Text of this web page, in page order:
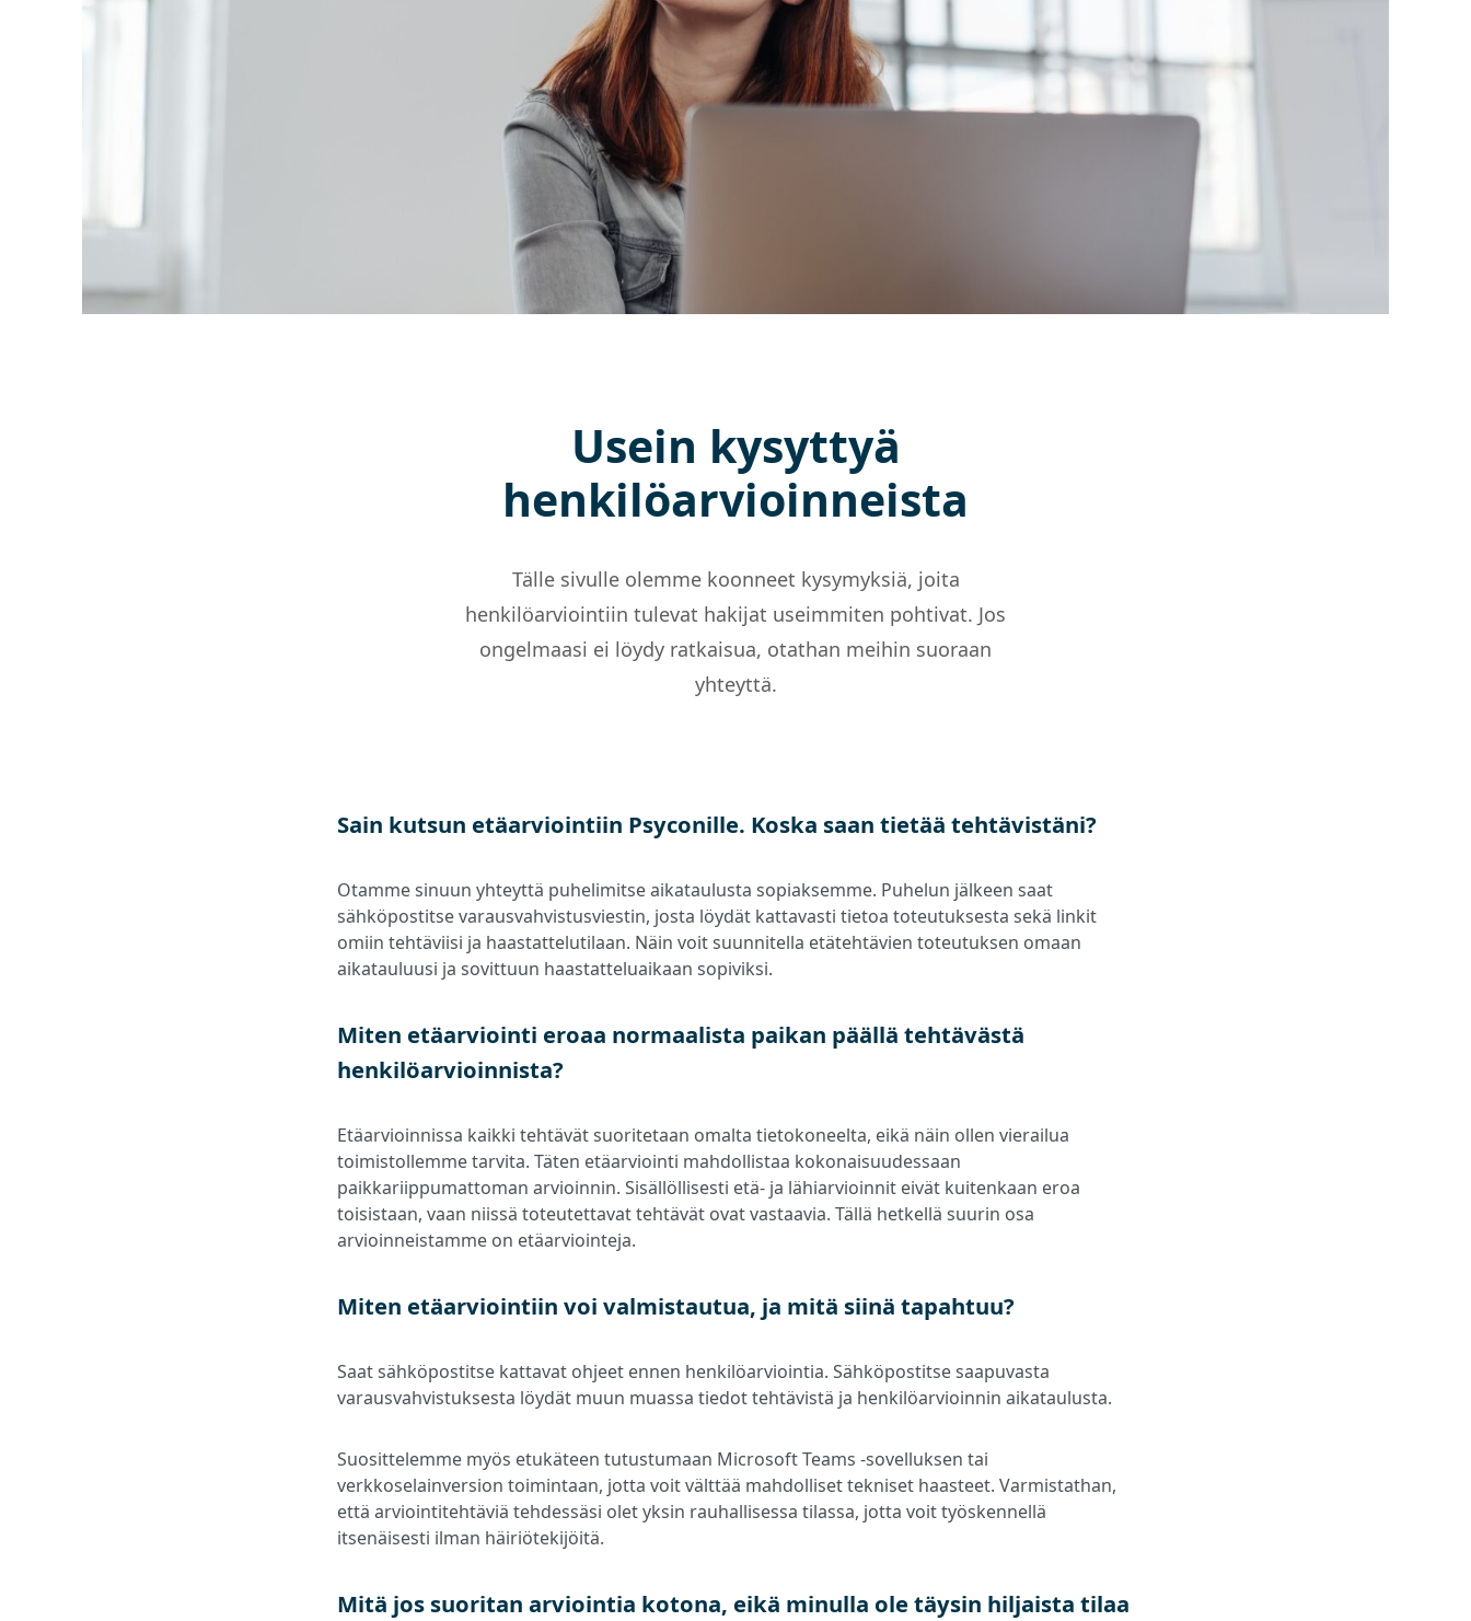
Usein kysyttyä
henkilöarvioinneista
Tälle sivulle olemme koonneet kysymyksiä, joita
henkilöarviointiin tulevat hakijat useimmiten pohtivat. Jos
ongelmaasi ei löydy ratkaisua, otathan meihin suoraan
yhteyttä.
Sain kutsun etäarviointiin Psyconille. Koska saan tietää tehtävistäni?
Otamme sinuun yhteyttä puhelimitse aikataulusta sopiaksemme. Puhelun jälkeen saat
sähköpostitse varausvahvistusviestin, josta löydät kattavasti tietoa toteutuksesta sekä linkit
omiin tehtäviisi ja haastattelutilaan. Näin voit suunnitella etätehtävien toteutuksen omaan
aikatauluusi ja sovittuun haastatteluaikaan sopiviksi.
Miten etäarviointi eroaa normaalista paikan päällä tehtävästä
henkilöarvioinnista?
Etäarvioinnissa kaikki tehtävät suoritetaan omalta tietokoneelta, eikä näin ollen vierailua
toimistollemme tarvita. Täten etäarviointi mahdollistaa kokonaisuudessaan
paikkariippumattoman arvioinnin. Sisällöllisesti etä- ja lähiarvioinnit eivät kuitenkaan eroa
toisistaan, vaan niissä toteutettavat tehtävät ovat vastaavia. Tällä hetkellä suurin osa
arvioinneistamme on etäarviointeja.
Miten etäarviointiin voi valmistautua, ja mitä siinä tapahtuu?
Saat sähköpostitse kattavat ohjeet ennen henkilöarviointia. Sähköpostitse saapuvasta
varausvahvistuksesta löydät muun muassa tiedot tehtävistä ja henkilöarvioinnin aikataulusta.
Suosittelemme myös etukäteen tutustumaan Microsoft Teams -sovelluksen tai
verkkoselainversion toimintaan, jotta voit välttää mahdolliset tekniset haasteet. Varmistathan,
että arviointitehtäviä tehdessäsi olet yksin rauhallisessa tilassa, jotta voit työskennellä
itsenäisesti ilman häiriötekijöitä.
Mitä jos suoritan arviointia kotona, eikä minulla ole täysin hiljaista tilaa